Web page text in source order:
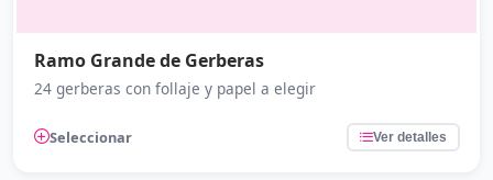
Ramo Grande de Gerberas
24 gerberas con follaje y papel a elegir
Seleccionar Ver detalles